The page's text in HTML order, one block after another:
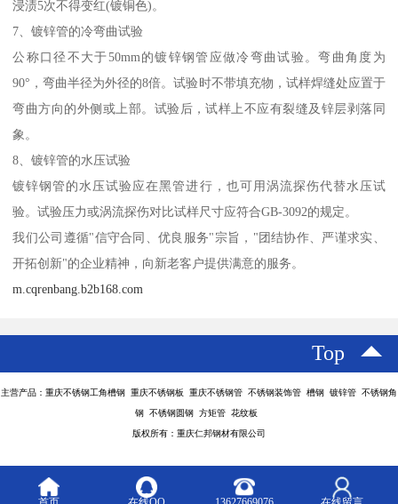
浸渍5次不得变红(镀铜色)。
7、镀锌管的冷弯曲试验
公称口径不大于50mm的镀锌钢管应做冷弯曲试验。弯曲角度为
90°，弯曲半径为外径的8倍。试验时不带填充物，试样焊缝处应置于
弯曲方向的外侧或上部。试验后，试样上不应有裂缝及锌层剥落同
象。
8、镀锌管的水压试验
镀锌钢管的水压试验应在黑管进行，也可用涡流探伤代替水压试
验。试验压力或涡流探伤对比试样尺寸应符合GB-3092的规定。
我们公司遵循"信守合同、优良服务"宗旨，"团结协作、严谨求实、
开拓创新"的企业精神，向新老客户提供满意的服务。
m.cqrenbang.b2b168.com
Top
主营产品：重庆不锈钢工角槽钢 重庆不锈钢板 重庆不锈钢管 不锈钢装饰管 槽钢 镀锌管 不锈钢角
钢 不锈钢圆钢 方矩管 花纹板
版权所有：重庆仁邦钢材有限公司